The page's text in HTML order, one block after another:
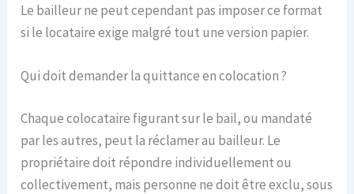
Le bailleur ne peut cependant pas imposer ce format
si le locataire exige malgré tout une version papier.
Qui doit demander la quittance en colocation ?
Chaque colocataire figurant sur le bail, ou mandaté
par les autres, peut la réclamer au bailleur. Le
propriétaire doit répondre individuellement ou
collectivement, mais personne ne doit être exclu, sous